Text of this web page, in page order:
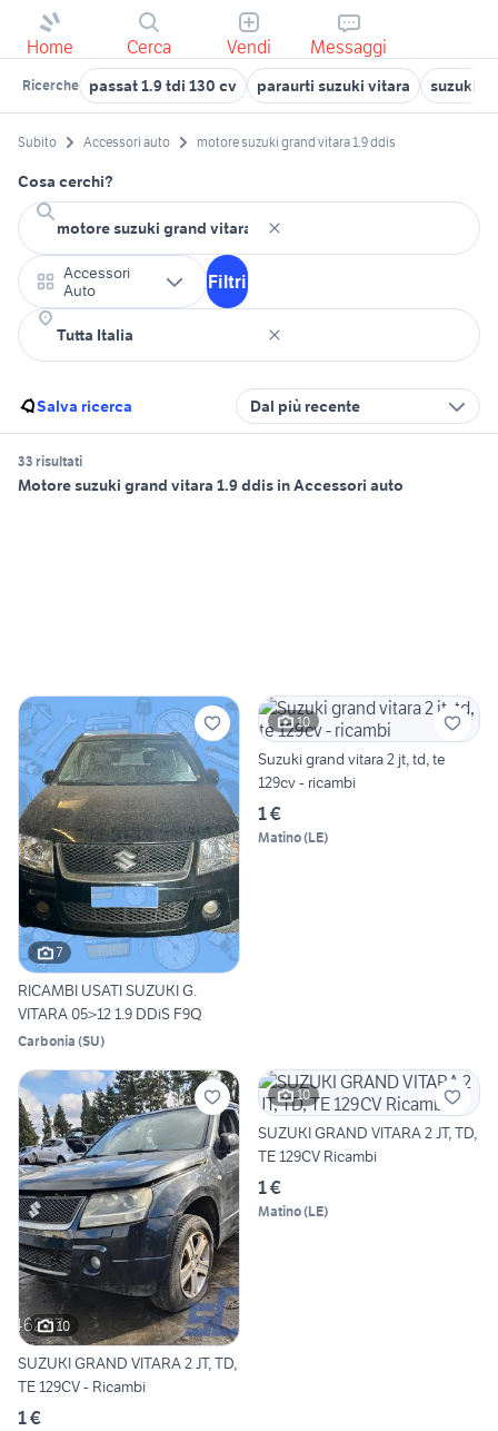
Home Cerca Vendi Messaggi
Ricerche passat 1.9 tdi 130 cv paraurti suzuki vitara suzuki
Subito Accessori auto motore suzuki grand vitara 1.9 ddis
Cosa cerchi?
Accessori
Auto
Filtri
Salva ricerca Dal più recente
33 risultati
Motore suzuki grand vitara 1.9 ddis in Accessori auto
7
RICAMBI USATI SUZUKI G.
VITARA 05>12 1.9 DDiS F9Q
Carbonia (SU)
10
Suzuki grand vitara 2 jt, td, te
129cv - ricambi
1 €
Matino(LE)
10
SUZUKI GRAND VITARA 2 JT, TD,
TE 129CV - Ricambi
1 €
10
SUZUKI GRAND VITARA 2 JT, TD,
TE 129CV Ricambi
1 €
Matino(LE)